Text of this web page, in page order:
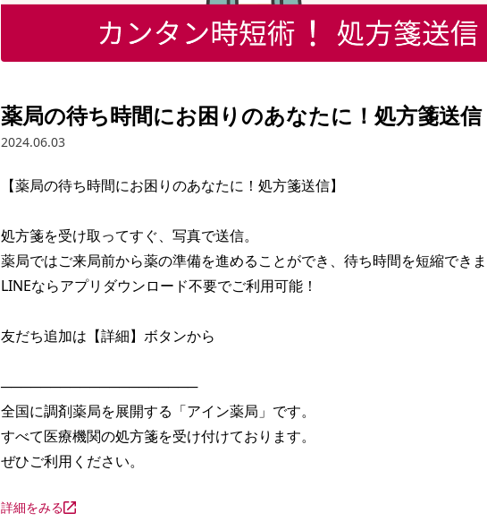
薬局の待ち時間にお困りのあなたに！処方箋送信
2024.06.03
【薬局の待ち時間にお困りのあなたに！処方箋送信】
処方箋を受け取ってすぐ、写真で送信。
薬局ではご来局前から薬の準備を進めることができ、待ち時間を短縮でき
LINEならアプリダウンロード不要でご利用可能！
友だち追加は【詳細】ボタンから
────────────────────
全国に調剤薬局を展開する「アイン薬局」です。
すべて医療機関の処方箋を受け付けております。
ぜひご利用ください。
詳細をみる